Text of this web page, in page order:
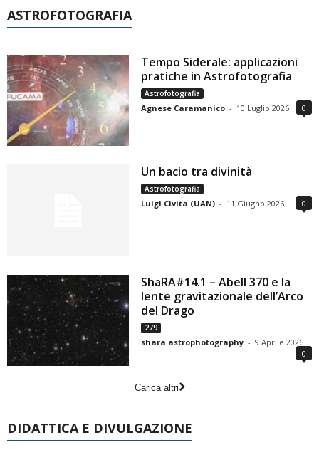
ASTROFOTOGRAFIA
Tempo Siderale: applicazioni
pratiche in Astrofotografia
Astrofotografia
Agnese Caramanico - 10 Luglio 2026 0
Un bacio tra divinità
Astrofotografia
Luigi Civita (UAN) - 11 Giugno 2026 0
ShaRA#14.1 – Abell 370 e la
lente gravitazionale dell’Arco
del Drago
279
shara.astrophotography - 9 Aprile 2026
0
Carica altri
DIDATTICA E DIVULGAZIONE